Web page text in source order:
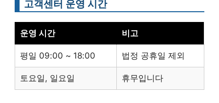
고객센터 운영 시간
운영 시간 비고
평일 09:00 ~ 18:00 법정 공휴일 제외
토요일, 일요일 휴무입니다